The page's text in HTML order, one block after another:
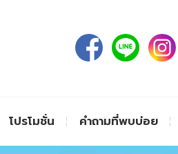
โปรโมชั่น คำถามที่พบบ่อย